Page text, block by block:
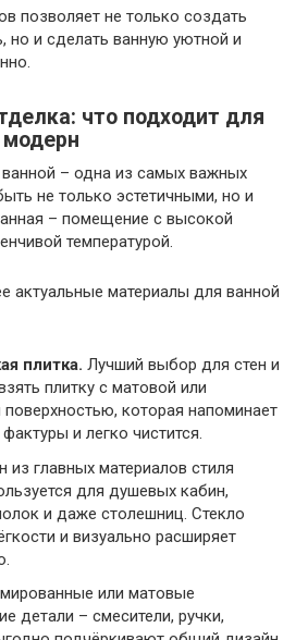
позволяет не только создать
но и сделать ванную уютной и
что подходит для
модерн
– одна из самых важных
не только эстетичными, но и
– помещение с высокой
температурой.
актуальные материалы для ванной
плитка. Лучший выбор для стен и
плитку с матовой или
которая напоминает
и легко чистится.
из главных материалов стиля
для душевых кабин,
и даже столешниц. Стекло
и визуально расширяет
или матовые
детали – смесители, ручки,